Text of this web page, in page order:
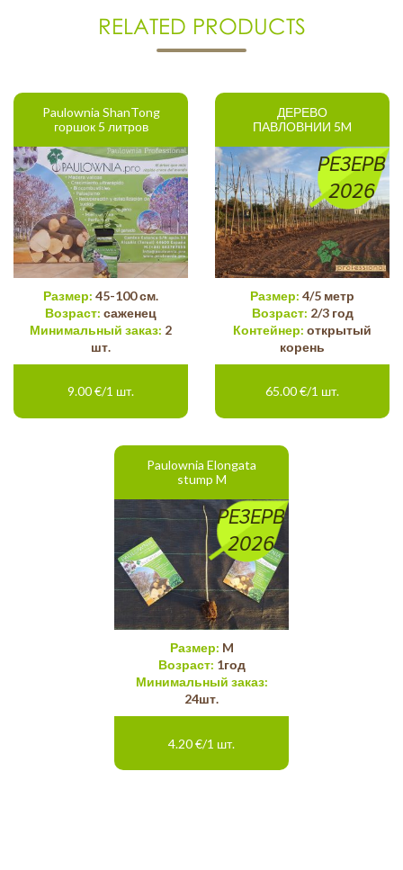
RELATED PRODUCTS
Paulownia ShanTong
горшок 5 литров
Размер: 45-100 см.
Возраст: саженец
Минимальный заказ: 2
шт.
9.00 €/1 шт.
ДЕРЕВО
ПАВЛОВНИИ 5M
РЕЗЕРВ
2026
Размер: 4/5 метр
Возраст: 2/3 год
Контейнер: открытый
корень
65.00 €/1 шт.
Paulownia Elongata
stump M
РЕЗЕРВ
2026
Размер: M
Возраст: 1год
Минимальный заказ:
24шт.
4.20 €/1 шт.